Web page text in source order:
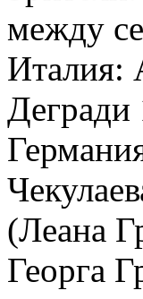
между
Италия:
(Леана
Георга